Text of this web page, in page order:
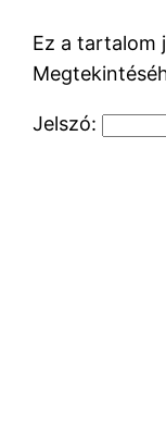
Ez a tartalom
Jelszó: